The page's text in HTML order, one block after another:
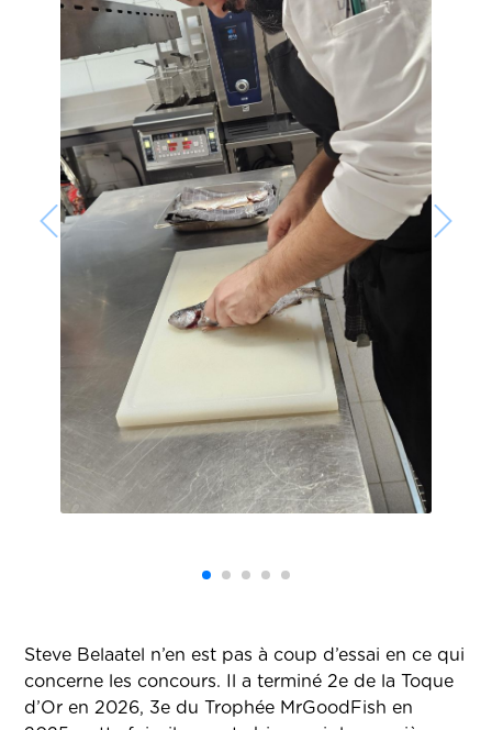
Steve Belaatel n’en est pas à coup d’essai en ce qui
concerne les concours. Il a terminé 2e de la Toque
d’Or en 2026, 3e du Trophée MrGoodFish en